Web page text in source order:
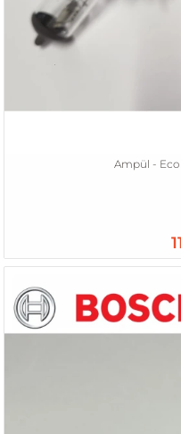
Ampül - Eco